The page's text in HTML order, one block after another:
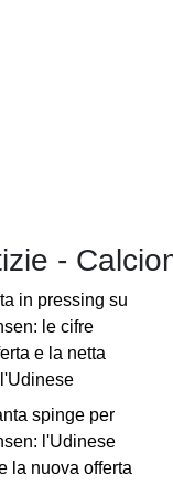
-
in pressing su
le cifre
e la netta
spinge per
l'Udinese
la nuova offerta